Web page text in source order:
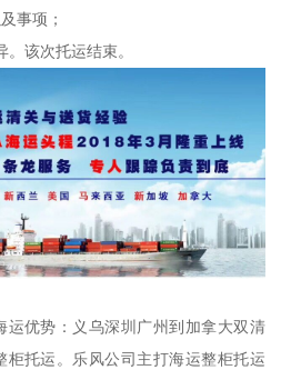
事项；
该次托运结束。
运优势：义乌深圳广州到加拿大双清
柜托运。乐风公司主打海运整柜托运